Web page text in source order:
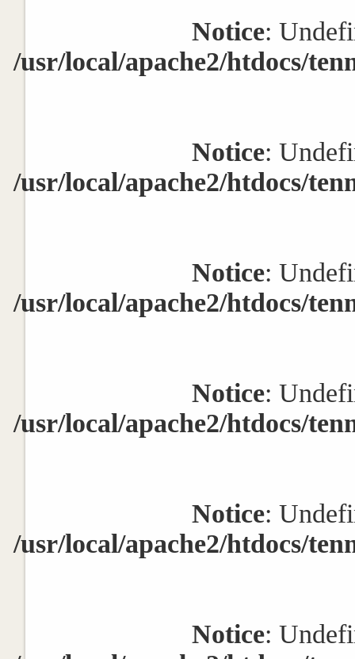
Notice:
/usr/local/apache2/htdocs/
Notice:
/usr/local/apache2/htdocs/
Notice:
/usr/local/apache2/htdocs/
Notice:
/usr/local/apache2/htdocs/
Notice:
/usr/local/apache2/htdocs/
Notice: